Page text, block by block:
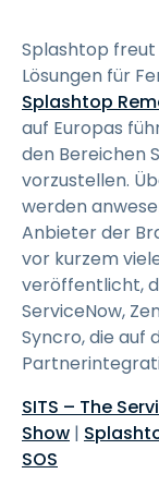
Splashtop
Lösungen für
Splashtop
auf Europas
den Bereichen
vorzustellen.
werden
Anbieter der
vor kurzem
veröffentlicht,
ServiceNow,
Syncro, die auf
SITS – The
Show |
SOS